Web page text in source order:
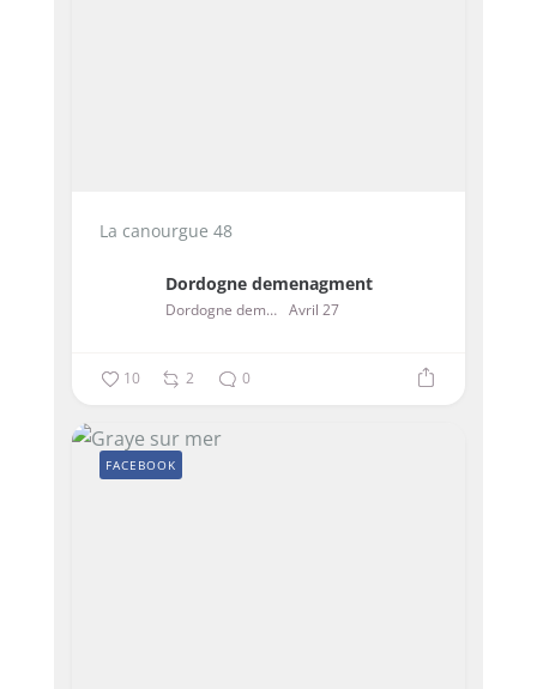
La canourgue 48
Dordogne demenagment
Dordogne demenagment Avril 27
10 2 0
FACEBOOK